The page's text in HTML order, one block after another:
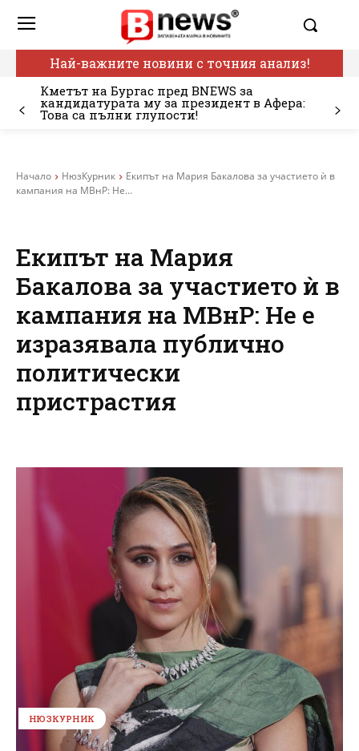
Най-важните новини с точния анализ!
Кметът на Бургас пред BNEWS за
кандидатурата му за президент в Афера:
Това са пълни глупости!
Начало НюзКурник
Екипът на Мария Бакалова за участието ѝ в
кампания на МВнР: Не...
Екипът на Мария
Бакалова за участието ѝ в
кампания на МВнР: Не е
изразявала публично
политически
пристрастия
НЮЗКУРНИК